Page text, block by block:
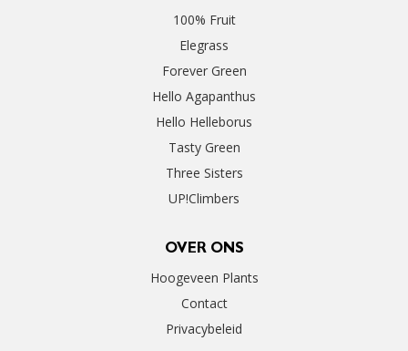
100% Fruit
Elegrass
Forever Green
Hello Agapanthus
Hello Helleborus
Tasty Green
Three Sisters
UP!Climbers
OVER ONS
Hoogeveen Plants
Contact
Privacybeleid